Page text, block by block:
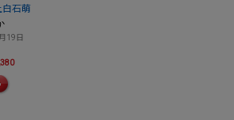
白石萌
19日